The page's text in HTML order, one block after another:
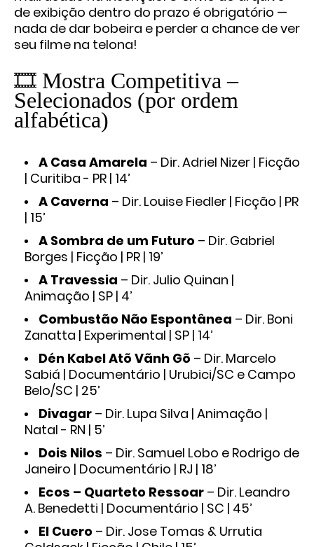
de exibição dentro do prazo é obrigatório —
nada de dar bobeira e perder a chance de ver
seu filme na telona!
🎞️ Mostra Competitiva –
Selecionados (por ordem
alfabética)
A Casa Amarela – Dir. Adriel Nizer | Ficção
| Curitiba - PR | 14’
A Caverna – Dir. Louise Fiedler | Ficção | PR
| 15’
A Sombra de um Futuro – Dir. Gabriel
Borges | Ficção | PR | 19’
A Travessia – Dir. Julio Quinan |
Animação | SP | 4’
Combustão Não Espontânea – Dir. Boni
Zanatta | Experimental | SP | 14’
Dén Kabel Atõ Vãnh Gõ – Dir. Marcelo
Sabiá | Documentário | Urubici/SC e Campo
Belo/SC | 25’
Divagar – Dir. Lupa Silva | Animação |
Natal - RN | 5’
Dois Nilos – Dir. Samuel Lobo e Rodrigo de
Janeiro | Documentário | RJ | 18’
Ecos – Quarteto Ressoar – Dir. Leandro
A. Benedetti | Documentário | SC | 45’
El Cuero – Dir. Jose Tomas & Urrutia